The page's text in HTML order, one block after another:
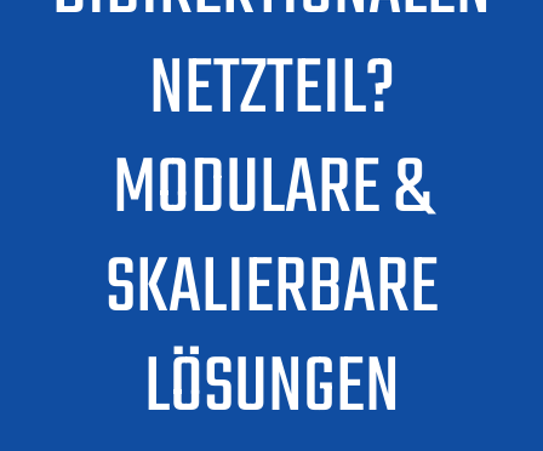
NETZTEIL?
MODULARE &
SKALIERBARE
LÖSUNGEN